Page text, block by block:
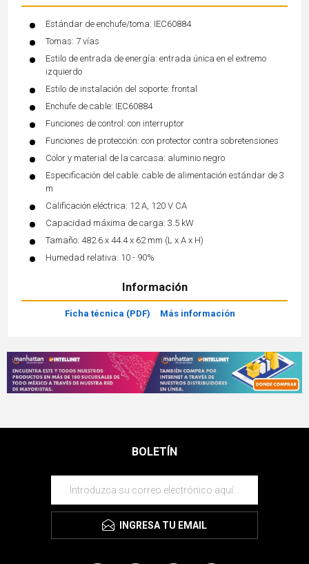
Estándar de enchufe/toma: IEC60884
Tomas: 7 vías
Estilo de entrada de energía: entrada única en el extremo
izquierdo
Estilo de instalación del soporte: frontal
Enchufe de cable: IEC60884
Funciones de control: con interruptor
Funciones de protección: con protector contra sobretensiones
Color y material de la carcasa: aluminio negro
Especificación del cable: cable de alimentación estándar de 3
m
Calificación eléctrica: 12 A, 120 V CA
Capacidad máxima de carga: 3.5 kW
Tamaño: 482.6 x 44.4 x 62 mm (L x A x H)
Humedad relativa: 10 - 90%
Información
Ficha técnica (PDF) Más información
BOLETÍN
INGRESA TU EMAIL